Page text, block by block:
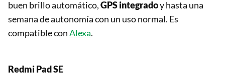
buen brillo automático,GPS integradoy hasta una
semana de autonomía con un uso normal. Es
compatible conAlexa.
Redmi Pad SE